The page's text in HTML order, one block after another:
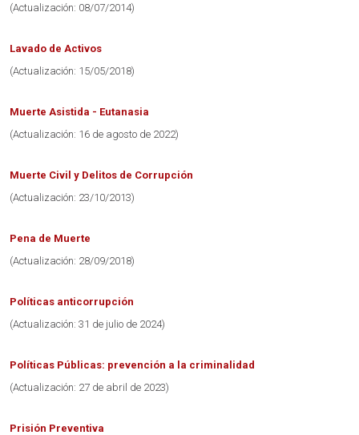
(Actualización: 08/07/2014)
Lavado de Activos
(Actualización: 15/05/2018)
Muerte Asistida - Eutanasia
(Actualización: 16 de agosto de 2022)
Muerte Civil y Delitos de Corrupción
(Actualización: 23/10/2013)
Pena de Muerte
(Actualización: 28/09/2018)
Políticas anticorrupción
(Actualización: 31 de julio de 2024)
Políticas Públicas: prevención a la criminalidad
(Actualización: 27 de abril de 2023)
Prisión Preventiva